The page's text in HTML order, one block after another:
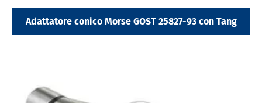
Adattatore conico Morse GOST 25827-93 con Tang